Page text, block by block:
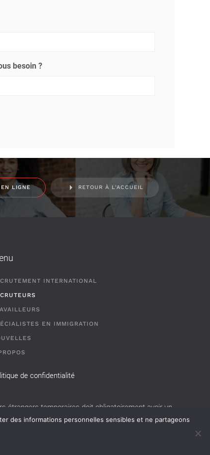
besoin ?
LIGNE RETOUR À L'ACCUEIL
INTERNATIONAL
EN IMMIGRATION
de confidentialité
étrangers temporaires doit obligatoirement avoir un
des informations personnelles sensibles et ne partageons